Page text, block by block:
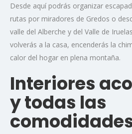
Desde aquí podrás organizar
rutas por miradores de Gredos o
valle del Alberche y del Valle de
volverás a la casa, encenderás la
calor del hogar en plena montaña.
Interiores
y todas las